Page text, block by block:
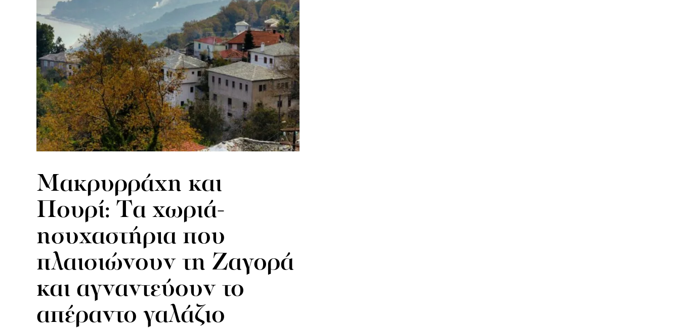
Μακρυρράχη και
Πουρί: Tα χωριά-
ησυχαστήρια που
πλαισιώνουν τη Ζαγορά
και αγναντεύουν το
απέραντο γαλάζιο